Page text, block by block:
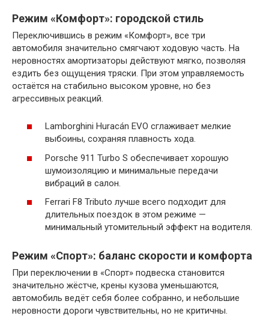
Режим «Комфорт»: городской стиль
Переключившись в режим «Комфорт», все три
автомобиля значительно смягчают ходовую часть. На
неровностях амортизаторы действуют мягко, позволяя
ездить без ощущения тряски. При этом управляемость
остаётся на стабильно высоком уровне, но без
агрессивных реакций.
Lamborghini Huracán EVO сглаживает мелкие
выбоины, сохраняя плавность хода.
Porsche 911 Turbo S обеспечивает хорошую
шумоизоляцию и минимальные передачи
вибраций в салон.
Ferrari F8 Tributo лучше всего подходит для
длительных поездок в этом режиме —
минимальный утомительный эффект на водителя.
Режим «Спорт»: баланс скорости и комфорта
При переключении в «Спорт» подвеска становится
значительно жёстче, крены кузова уменьшаются,
автомобиль ведёт себя более собранно, и небольшие
неровности дороги чувствительны, но не критичны.